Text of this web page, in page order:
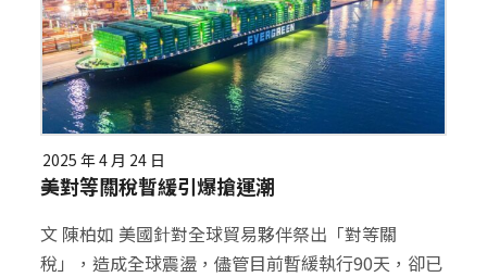
2025 年 4 月 24 日
美對等關稅暫緩引爆搶運潮
文 陳柏如 美國針對全球貿易夥伴祭出「對等關
稅」，造成全球震盪，儘管目前暫緩執行90天，卻已